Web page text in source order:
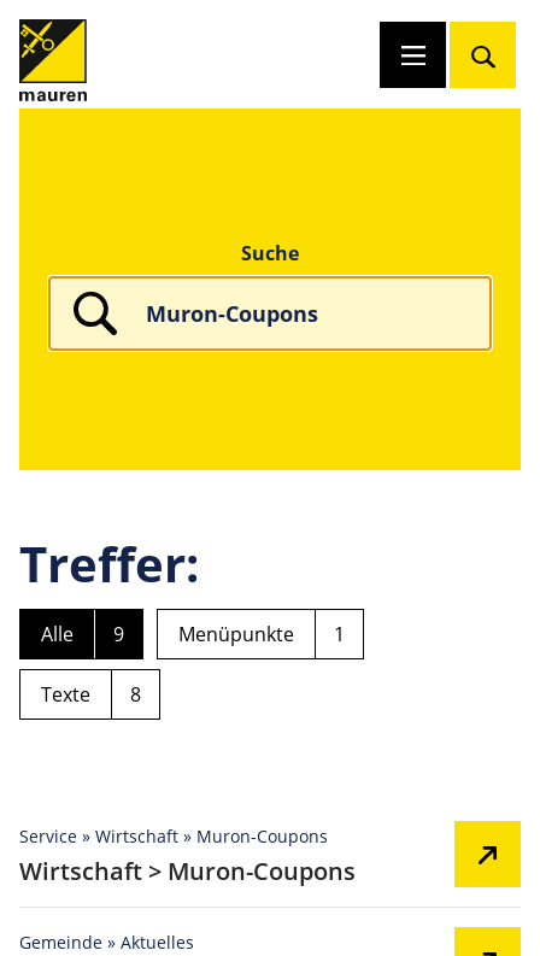
Suche
Treffer:
Alle 9 Menüpunkte 1
Texte 8
Service » Wirtschaft » Muron-Coupons
Wirtschaft > Muron-Coupons
Gemeinde » Aktuelles